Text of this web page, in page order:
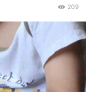
209